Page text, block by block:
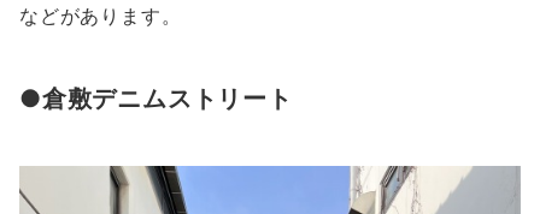
などがあります。
●倉敷デニムストリート